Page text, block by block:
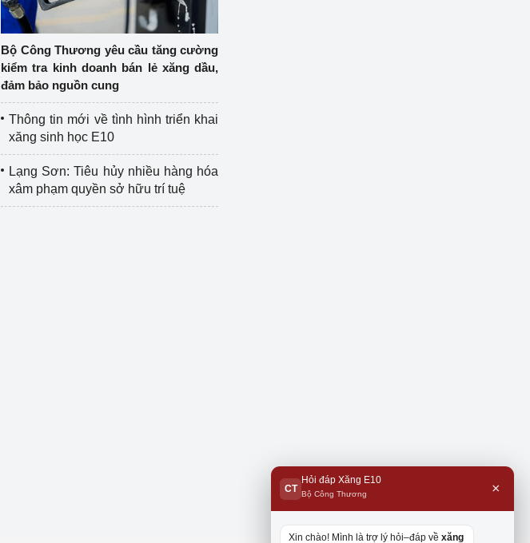
Bộ Công Thương yêu cầu tăng cường
kiểm tra kinh doanh bán lẻ xăng dầu,
đảm bảo nguồn cung
Thông tin mới về tình hình triển khai
xăng sinh học E10
Lạng Sơn: Tiêu hủy nhiều hàng hóa
xâm phạm quyền sở hữu trí tuệ
CT
Hỏi đáp Xăng E10
Bộ Công Thương ×
Xin chào! Mình là trợ lý hỏi–đáp về xăng